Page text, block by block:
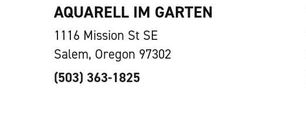
AQUARELL IM GARTEN
1116 Mission St SE
Salem, Oregon 97302
(503) 363-1825